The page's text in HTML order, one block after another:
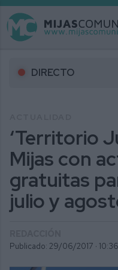
DIRECTO
‘Territorio
Mijas con
gratuitas
julio y
Publicado: 29/06/2017 · 10:36